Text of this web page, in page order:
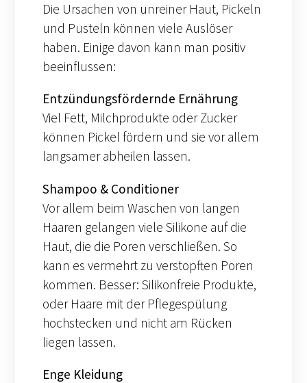
Die Ursachen von unreiner Haut, Pickeln
und Pusteln können viele Auslöser
haben. Einige davon kann man positiv
beeinflussen:
Entzündungsfördernde Ernährung
Viel Fett, Milchprodukte oder Zucker
können Pickel fördern und sie vor allem
langsamer abheilen lassen.
Shampoo & Conditioner
Vor allem beim Waschen von langen
Haaren gelangen viele Silikone auf die
Haut, die die Poren verschließen. So
kann es vermehrt zu verstopften Poren
kommen. Besser: Silikonfreie Produkte,
oder Haare mit der Pflegespülung
hochstecken und nicht am Rücken
liegen lassen.
Enge Kleidung